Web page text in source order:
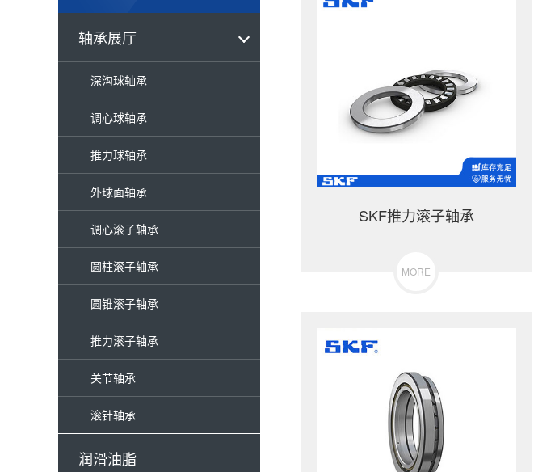
轴承展厅
深沟球轴承
调心球轴承
推力球轴承
外球面轴承
调心滚子轴承
圆柱滚子轴承
圆锥滚子轴承
推力滚子轴承
关节轴承
滚针轴承
润滑油脂
SKF推力滚子轴承
MORE